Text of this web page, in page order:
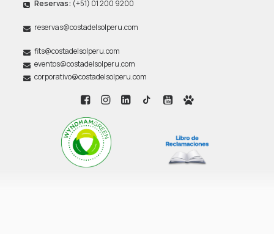
Reservas: (+51) 01 200 9200
reservas@costadelsolperu.com
fits@costadelsolperu.com
eventos@costadelsolperu.com
corporativo@costadelsolperu.com